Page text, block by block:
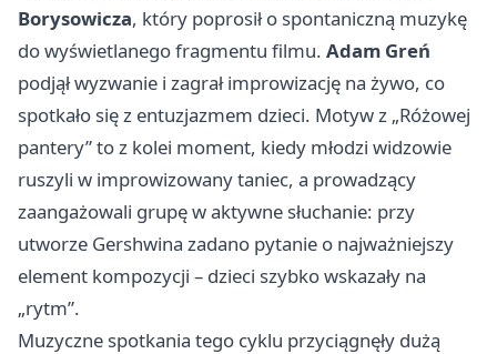
Borysowicza, który poprosił o spontaniczną muzykę
do wyświetlanego fragmentu filmu. Adam Greń
podjął wyzwanie i zagrał improwizację na żywo, co
spotkało się z entuzjazmem dzieci. Motyw z „Różowej
pantery” to z kolei moment, kiedy młodzi widzowie
ruszyli w improwizowany taniec, a prowadzący
zaangażowali grupę w aktywne słuchanie: przy
utworze Gershwina zadano pytanie o najważniejszy
element kompozycji – dzieci szybko wskazały na
„rytm”.
Muzyczne spotkania tego cyklu przyciągnęły dużą